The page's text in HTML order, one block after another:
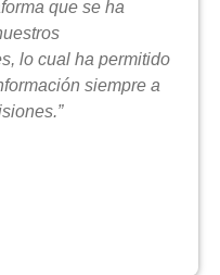
que se ha
lo cual ha permitido
siempre a